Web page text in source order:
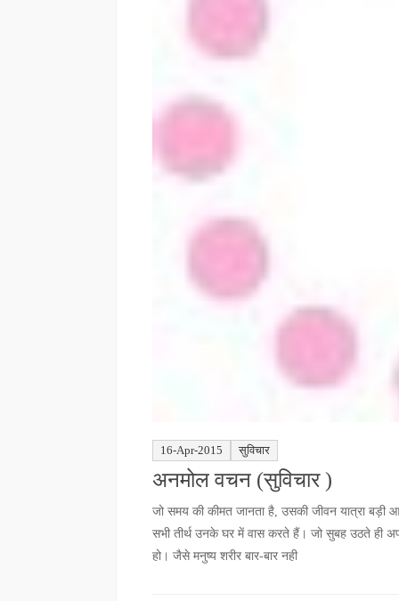
16-Apr-2015 सुविचार
अनमोल वचन (सुविचार )
जो समय की कीमत जानता है, उसकी जीवन यात्रा बड़ी
सभी तीर्थ उनके घर में वास करते हैं। जो सुबह उठते ही
हो। जैसे मनुष्य शरीर बार-बार नही